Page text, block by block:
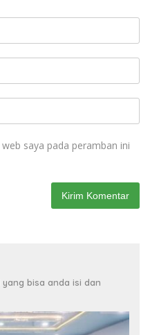
saya pada peramban ini
bisa anda isi dan